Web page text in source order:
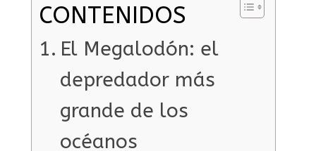
CONTENIDOS
El Megalodón: el
depredador más
grande de los
océanos